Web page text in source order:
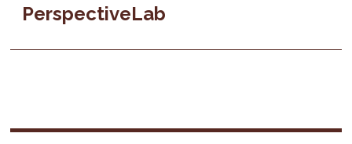
PerspectiveLab